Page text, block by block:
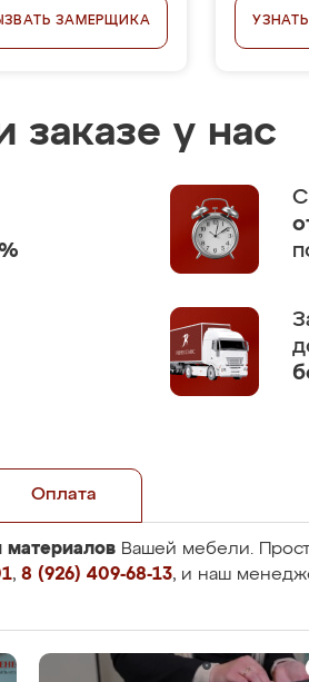
ЗАМЕРЩИКА
заказе у нас
Оплата
материалов Вашей мебели.
, 8 (926) 409-68-13, и наш